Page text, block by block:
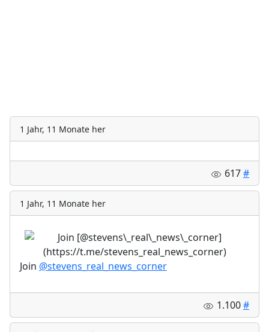
1 Jahr, 11 Monate her
617#
1 Jahr, 11 Monate her
Join @stevens_real_news_corner
1.100#